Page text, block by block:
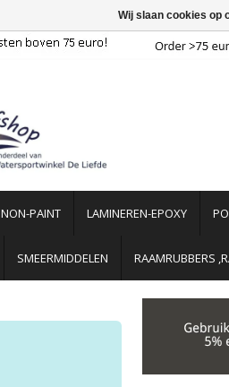
NON-PAINT LAMINEREN-EPOXY
SMEERMIDDELEN RAAMRUBBERS
Wij slaan cookies op